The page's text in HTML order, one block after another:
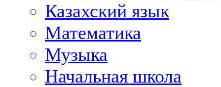
Казахский язык
Математика
Музыка
Начальная школа